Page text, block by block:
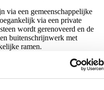
via een gemeenschappelijke
via een private
wordt gerenoveerd en de
buitenschrijnwerk met
ramen.
nog een nieuwe
uit 3 bouwlagen. Deze
fabriekspand liggen. Per